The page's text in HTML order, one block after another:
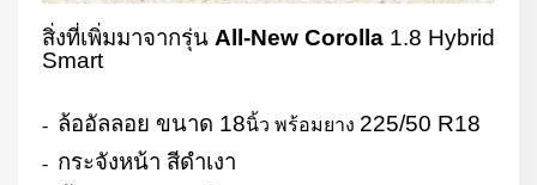
สิ่งที่เพิ่มมาจากรุ่น All-New Corolla 1.8 Hybrid
Smart
- ล้ออัลลอย ขนาด 18นิ้ว พร้อมยาง 225/50 R18
- กระจังหน้า สีดำเงา